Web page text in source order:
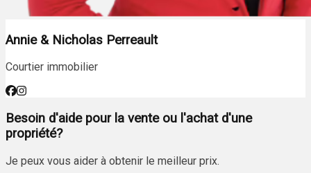
Annie & Nicholas Perreault
Courtier immobilier
Besoin d'aide pour la vente ou l'achat d'une
propriété?
Je peux vous aider à obtenir le meilleur prix.